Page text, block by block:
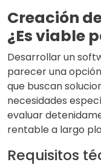
Creación
¿Es viable
Desarrollar un
parecer una
que buscan
necesidades
evaluar
rentable a largo
Requisitos